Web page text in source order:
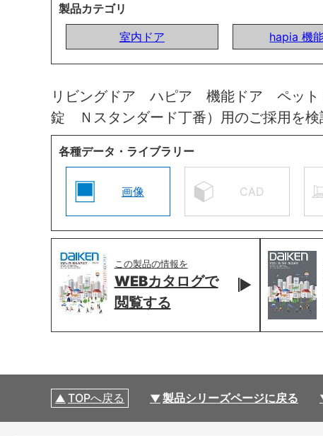
製品カテゴリ
室内ドア
hapia 機
リビングドア ハピア 機能ドア ペッ
錠 Ｎスタンダード丁番）用のご採用を検
各種データ・ライブラリー
画像 CAD
この製品の情報を
WEBカタログで
閲覧する
TOPへ戻る 製品シリーズページに戻る